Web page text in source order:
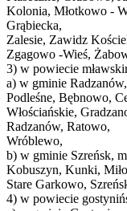
Kolonia, Młotkowo -
Grąbiecka,
Zalesie, Zawidz
Zgagowo -Wieś,
3) w powiecie
a) w gminie
Podleśne, Bębnowo,
Włościańskie,
Radzanów, Ratowo,
Wróblewo,
b) w gminie Szreńsk,
Kobuszyn, Kunki,
Stare Garkowo,
4) w powiecie